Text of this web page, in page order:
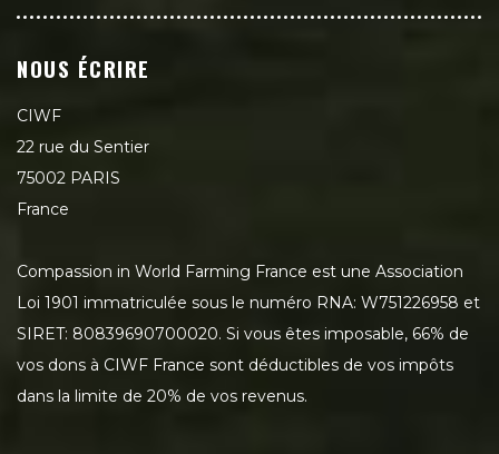
NOUS ÉCRIRE
CIWF
22 rue du Sentier
75002 PARIS
France
Compassion in World Farming France est une Association
Loi 1901 immatriculée sous le numéro RNA: W751226958 et
SIRET: 80839690700020. Si vous êtes imposable, 66% de
vos dons à CIWF France sont déductibles de vos impôts
dans la limite de 20% de vos revenus.